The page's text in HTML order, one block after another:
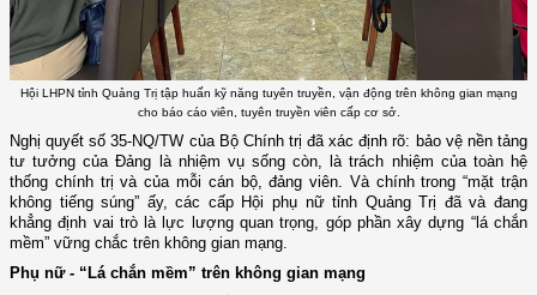
Hội LHPN tỉnh Quảng Trị tập huấn kỹ năng tuyên truyền, vận động trên không gian mạng
cho báo cáo viên, tuyên truyền viên cấp cơ sở.
Nghị quyết số 35-NQ/TW của Bộ Chính trị đã xác định rõ: bảo vệ nền tảng
tư tưởng của Đảng là nhiệm vụ sống còn, là trách nhiệm của toàn hệ
thống chính trị và của mỗi cán bộ, đảng viên. Và chính trong “mặt trận
không tiếng súng” ấy, các cấp Hội phụ nữ tỉnh Quảng Trị đã và đang
khẳng định vai trò là lực lượng quan trọng, góp phần xây dựng “lá chắn
mềm” vững chắc trên không gian mạng.
Phụ nữ - “Lá chắn mềm” trên không gian mạng